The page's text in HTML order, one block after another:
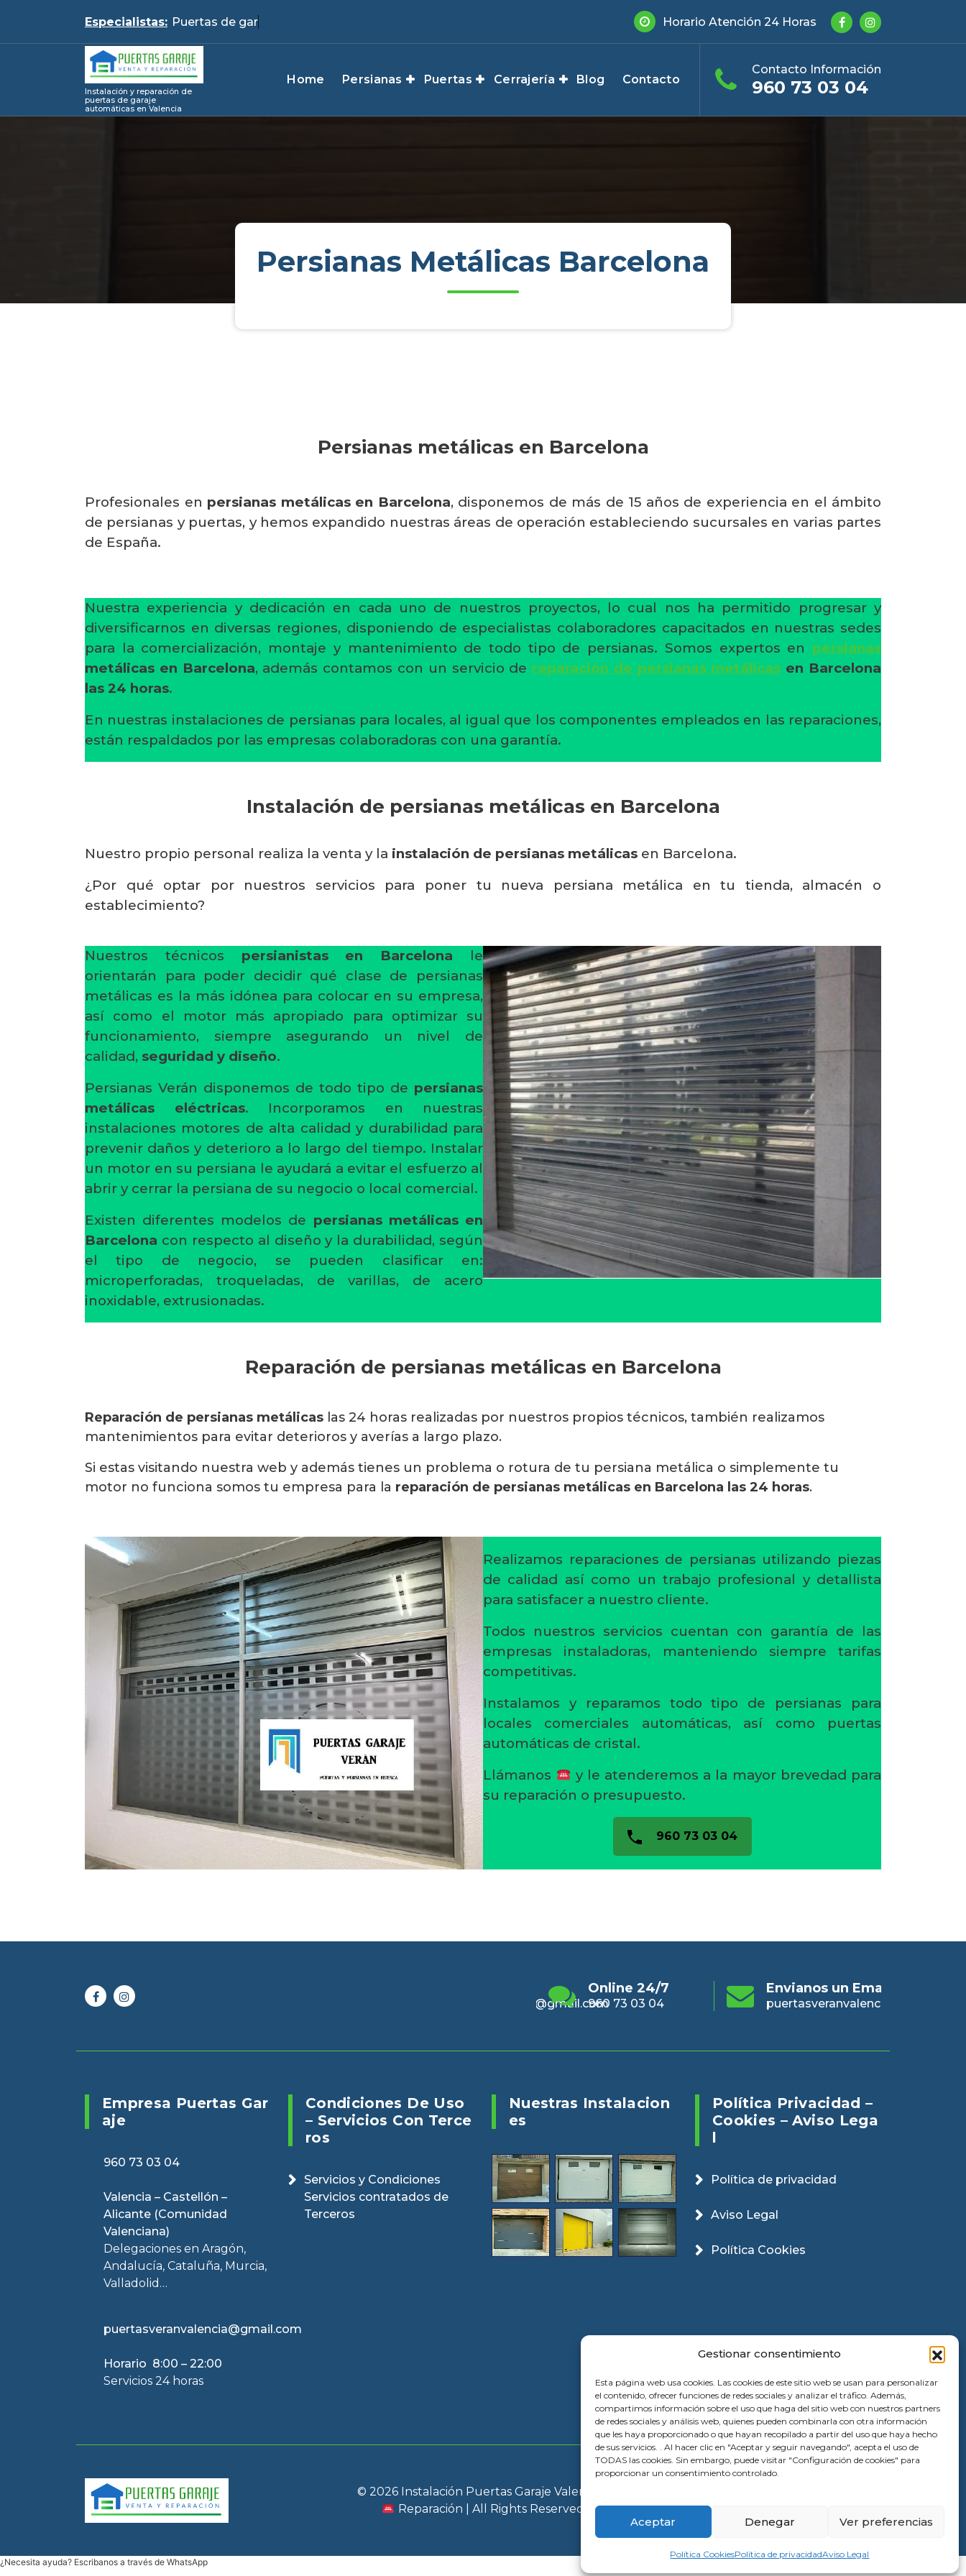
Gestionar consentimiento
Esta página web usa cookies. Las cookies de este sitio web se usan para personalizar
el contenido, ofrecer funciones de redes sociales y analizar el tráfico. Además,
compartimos información sobre el uso que haga del sitio web con nuestros partners
de redes sociales y análisis web, quienes pueden combinarla con otra información
que les haya proporcionado o que hayan recopilado a partir del uso que haya hecho
de sus servicios. . Al hacer clic en "Aceptar y seguir navegando", acepta el uso de
TODAS las cookies. Sin embargo, puede visitar "Configuración de cookies" para
proporcionar un consentimiento controlado.
Aceptar Denegar Ver preferencias
Política CookiesPolítica de privacidadAviso Legal
content
Especialistas: P Horario Atención 24 Horas
Instalación y reparación de
puertas de garaje
automáticas en Valencia
Home Persianas Puertas Cerrajería Blog Contacto
Contacto Información
960 73 03 04
Persianas Metálicas Barcelona
Persianas metálicas en Barcelona
Profesionales en persianas metálicas en Barcelona, disponemos de más de 15 años de experiencia en el ámbito
de persianas y puertas, y hemos expandido nuestras áreas de operación estableciendo sucursales en varias partes
de España.
Nuestra experiencia y dedicación en cada uno de nuestros proyectos, lo cual nos ha permitido progresar y
diversificarnos en diversas regiones, disponiendo de especialistas colaboradores capacitados en nuestras sedes
para la comercialización, montaje y mantenimiento de todo tipo de persianas. Somos expertos en persianas
metálicas en Barcelona, además contamos con un servicio de reparación de persianas metálicas en Barcelona
las 24 horas.
En nuestras instalaciones de persianas para locales, al igual que los componentes empleados en las reparaciones,
están respaldados por las empresas colaboradoras con una garantía.
Instalación de persianas metálicas en Barcelona
Nuestro propio personal realiza la venta y la instalación de persianas metálicas en Barcelona.
¿Por qué optar por nuestros servicios para poner tu nueva persiana metálica en tu tienda, almacén o
establecimiento?
Nuestros técnicos persianistas en Barcelona le
orientarán para poder decidir qué clase de persianas
metálicas es la más idónea para colocar en su empresa,
así como el motor más apropiado para optimizar su
funcionamiento, siempre asegurando un nivel de
calidad, seguridad y diseño.
Persianas Verán disponemos de todo tipo de persianas
metálicas eléctricas. Incorporamos en nuestras
instalaciones motores de alta calidad y durabilidad para
prevenir daños y deterioro a lo largo del tiempo. Instalar
un motor en su persiana le ayudará a evitar el esfuerzo al
abrir y cerrar la persiana de su negocio o local comercial.
Existen diferentes modelos de persianas metálicas en
Barcelona con respecto al diseño y la durabilidad, según
el tipo de negocio, se pueden clasificar en:
microperforadas, troqueladas, de varillas, de acero
inoxidable, extrusionadas.
Reparación de persianas metálicas en Barcelona
Reparación de persianas metálicas las 24 horas realizadas por nuestros propios técnicos, también realizamos
mantenimientos para evitar deterioros y averías a largo plazo.
Si estas visitando nuestra web y además tienes un problema o rotura de tu persiana metálica o simplemente tu
motor no funciona somos tu empresa para la reparación de persianas metálicas en Barcelona las 24 horas.
Realizamos reparaciones de persianas utilizando piezas
de calidad así como un trabajo profesional y detallista
para satisfacer a nuestro cliente.
Todos nuestros servicios cuentan con garantía de las
empresas instaladoras, manteniendo siempre tarifas
competitivas.
Instalamos y reparamos todo tipo de persianas para
locales comerciales automáticas, así como puertas
automáticas de cristal.
Llámanos
y le atenderemos a la mayor brevedad para
su reparación o presupuesto.
960 73 03 04
Online 24/7
960 73 03 04
Envianos un Email
puertasveranvalencia@gmail.com
Online 24/7
960 73 03 04
Empresa Puertas Gar
Aje
960 73 03 04
Valencia – Castellón –
Alicante (Comunidad
Valenciana)
Delegaciones en Aragón,
Andalucía, Cataluña, Murcia,
Valladolid…
puertasveranvalencia@gmail.com
Horario 8:00 – 22:00
Servicios 24 horas
Condiciones De Uso
– Servicios Con Terce
Ros
Servicios y Condiciones
Servicios contratados de
Terceros
Nuestras Instalacion
Es
Política Privacidad –
Cookies – Aviso Lega
L
Política de privacidad
Aviso Legal
Política Cookies
© 2026 Instalación Puertas Garaje Valencia |
Reparación | All Rights Reserved
¿Necesita ayuda? Escribanos a través de WhatsApp